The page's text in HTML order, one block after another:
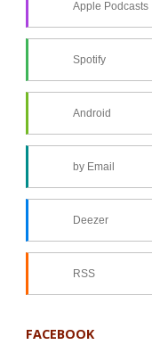
Apple Podcasts
Spotify
Android
by Email
Deezer
RSS
FACEBOOK